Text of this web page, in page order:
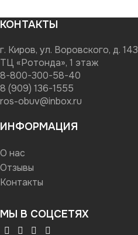
КОНТАКТЫ
г. Киров, ул. Воровского, д. 143
ТЦ «Ротонда», 1 этаж
8-800-300-58-40
8 (909) 136-1555
ros-obuv@inbox.ru
ИНФОРМАЦИЯ
О нас
Отзывы
Контакты
МЫ В СОЦСЕТЯХ